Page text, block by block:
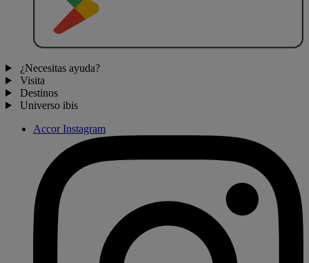
¿Necesitas ayuda?
Visita
Destinos
Universo ibis
Accor Instagram